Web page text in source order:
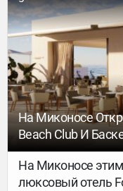
видимости почти
высоту всё равно
главное.
На Миконосе
Beach Club И
Скале
На Миконосе
люксовый отель